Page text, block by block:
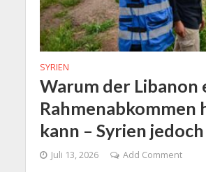
SYRIEN
Warum der Libanon
Rahmenabkommen
kann – Syrien
Juli 13, 2026 Add Comment